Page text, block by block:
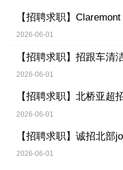
【招聘求职】
2026-06-01
【招聘求职】 招跟车清
2026-06-01
【招聘求职】 北桥亚超
2026-06-01
【招聘求职】 诚招北部
2026-06-01